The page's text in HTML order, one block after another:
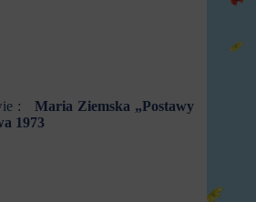
:Maria Ziemska „Postawy
1973